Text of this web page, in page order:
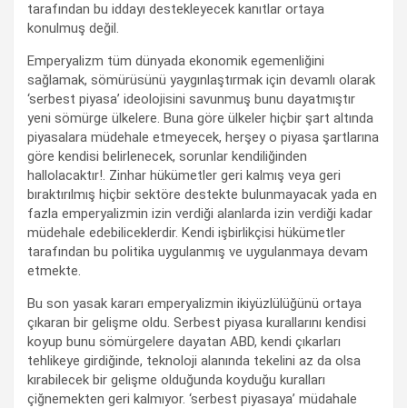
tarafından bu iddayı destekleyecek kanıtlar ortaya
konulmuş değil.
Emperyalizm tüm dünyada ekonomik egemenliğini
sağlamak, sömürüsünü yaygınlaştırmak için devamlı olarak
‘serbest piyasa’ ideolojisini savunmuş bunu dayatmıştır
yeni sömürge ülkelere. Buna göre ülkeler hiçbir şart altında
piyasalara müdehale etmeyecek, herşey o piyasa şartlarına
göre kendisi belirlenecek, sorunlar kendiliğinden
hallolacaktır!. Zinhar hükümetler geri kalmış veya geri
bıraktırılmış hiçbir sektöre destekte bulunmayacak yada en
fazla emperyalizmin izin verdiği alanlarda izin verdiği kadar
müdehale edebiliceklerdir. Kendi işbirlikçisi hükümetler
tarafından bu politika uygulanmış ve uygulanmaya devam
etmekte.
Bu son yasak kararı emperyalizmin ikiyüzlülüğünü ortaya
çıkaran bir gelişme oldu. Serbest piyasa kurallarını kendisi
koyup bunu sömürgelere dayatan ABD, kendi çıkarları
tehlikeye girdiğinde, teknoloji alanında tekelini az da olsa
kırabilecek bir gelişme olduğunda koyduğu kuralları
çiğnemekten geri kalmıyor. ‘serbest piyasaya’ müdahale